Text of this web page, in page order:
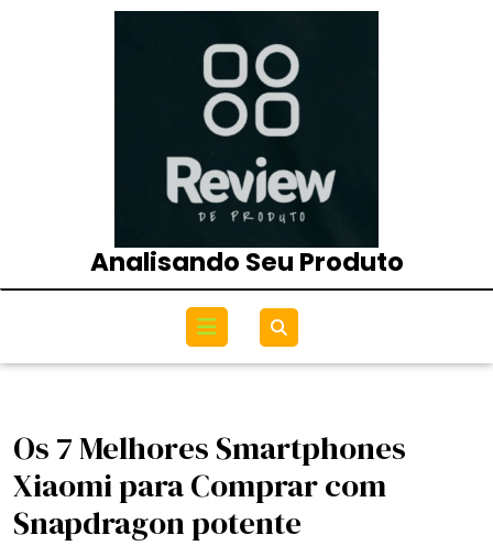
Analisando Seu Produto
Open
Menu
Os 7 Melhores Smartphones
Xiaomi para Comprar com
Snapdragon potente